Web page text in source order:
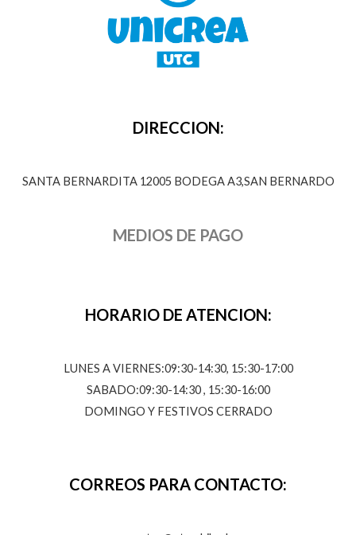
DIRECCION:
SANTA BERNARDITA 12005 BODEGA A3,SAN BERNARDO
MEDIOS DE PAGO
HORARIO DE ATENCION:
LUNES A VIERNES:09:30-14:30, 15:30-17:00
SABADO:09:30-14:30 , 15:30-16:00
DOMINGO Y FESTIVOS CERRADO
CORREOS PARA CONTACTO: